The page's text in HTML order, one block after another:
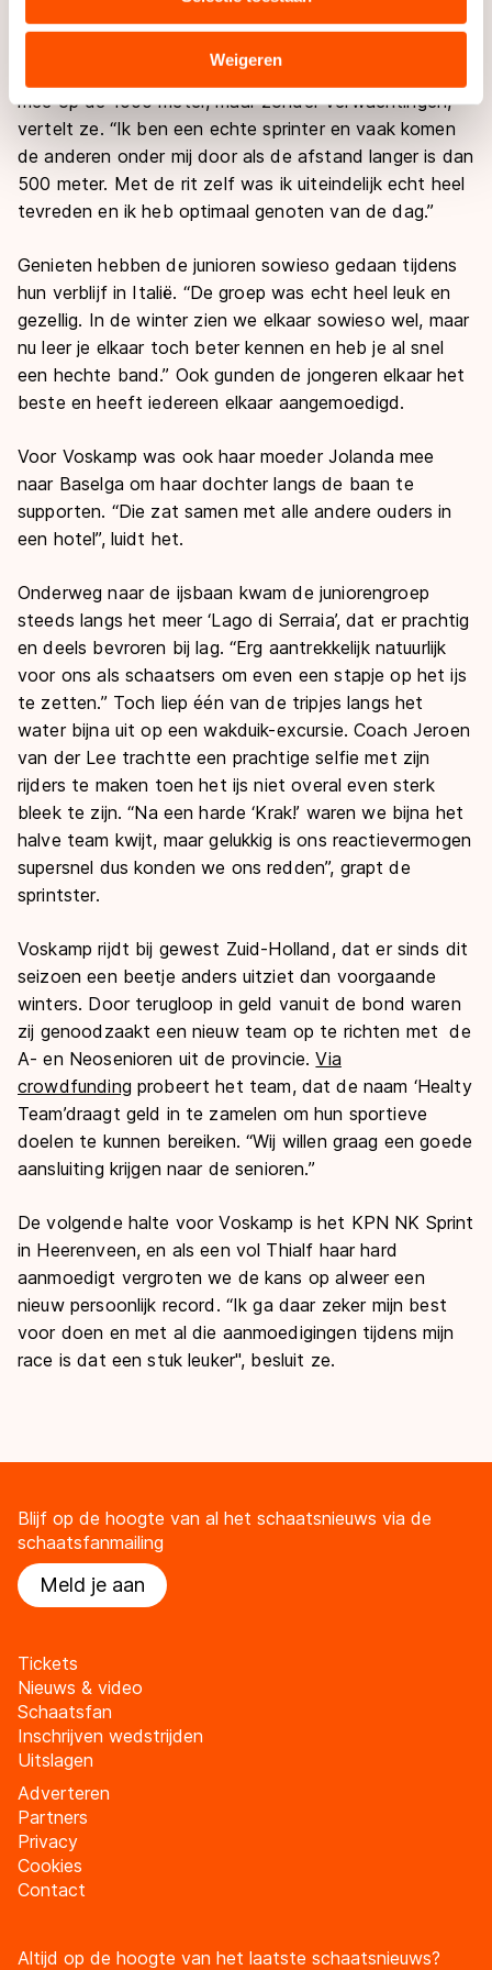
combineren met andere gegevens die u aan hen heeft
verstrekt of die zij hebben verzameld via hun services.
Sommige partners kunnen gegevens doorgeven aan
landen buiten de EU, zoals de VS, waar mogelijk geen
adequaat beschermingsniveau geldt volgens de GDPR.
Door op ‘Toestaan’ te klikken, stemt u in met deze
overdracht. Meer informatie vindt u in onscookiebeleid.
Weigeren
thuis, dat is echt heel leuk.”
Op de tweede wereldbekerdag reed Voskamp ook nog
mee op de 1000 meter, maar zonder verwachtingen,
vertelt ze. “Ik ben een echte sprinter en vaak komen
de anderen onder mij door als de afstand langer is dan
500 meter. Met de rit zelf was ik uiteindelijk echt heel
tevreden en ik heb optimaal genoten van de dag.”
Genieten hebben de junioren sowieso gedaan tijdens
hun verblijf in Italië. “De groep was echt heel leuk en
gezellig. In de winter zien we elkaar sowieso wel, maar
nu leer je elkaar toch beter kennen en heb je al snel
een hechte band.” Ook gunden de jongeren elkaar het
beste en heeft iedereen elkaar aangemoedigd.
Voor Voskamp was ook haar moeder Jolanda mee
naar Baselga om haar dochter langs de baan te
supporten. “Die zat samen met alle andere ouders in
een hotel”, luidt het.
Onderweg naar de ijsbaan kwam de juniorengroep
steeds langs het meer ‘Lago di Serraia’, dat er prachtig
en deels bevroren bij lag. “Erg aantrekkelijk natuurlijk
voor ons als schaatsers om even een stapje op het ijs
te zetten.” Toch liep één van de tripjes langs het
water bijna uit op een wakduik-excursie. Coach Jeroen
van der Lee trachtte een prachtige selfie met zijn
rijders te maken toen het ijs niet overal even sterk
bleek te zijn. “Na een harde ‘Krak!’ waren we bijna het
halve team kwijt, maar gelukkig is ons reactievermogen
supersnel dus konden we ons redden”, grapt de
sprintster.
Voskamp rijdt bij gewest Zuid-Holland, dat er sinds dit
seizoen een beetje anders uitziet dan voorgaande
winters. Door terugloop in geld vanuit de bond waren
zij genoodzaakt een nieuw team op te richten met de
A- en Neosenioren uit de provincie.Via
crowdfunding probeert het team, dat de naam ‘Healty
Team’draagt geld in te zamelen om hun sportieve
doelen te kunnen bereiken. “Wij willen graag een goede
aansluiting krijgen naar de senioren.”
De volgende halte voor Voskamp is het KPN NK Sprint
in Heerenveen, en als een vol Thialf haar hard
aanmoedigt vergroten we de kans op alweer een
nieuw persoonlijk record. “Ik ga daar zeker mijn best
voor doen en met al die aanmoedigingen tijdens mijn
race is dat een stuk leuker", besluit ze.
Blijf op de hoogte van al het schaatsnieuws via de
schaatsfanmailing
Meld je aan
Tickets
Nieuws & video
Schaatsfan
Inschrijven wedstrijden
Uitslagen
Adverteren
Partners
Privacy
Cookies
Contact
Altijd op de hoogte van het laatste schaatsnieuws?